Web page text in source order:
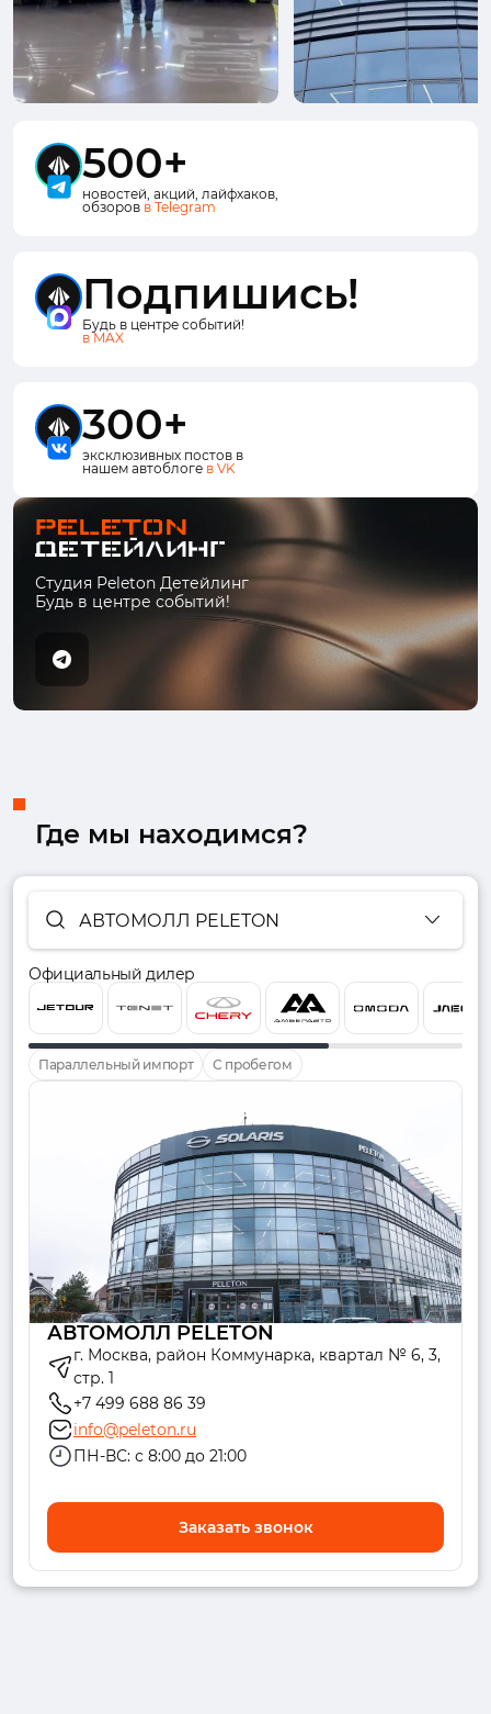
500+
новостей, акций, лайфхаков,
обзоров в Telegram
Подпишись!
Будь в центре событий!
в MAX
300+
эксклюзивных постов в
нашем автоблоге в VK
Студия Peleton Детейлинг
Будь в центре событий!
Где мы находимся?
АВТОМОЛЛ PELETON
Официальный дилер
Параллельный импорт С пробегом
АВТОМОЛЛ PELETON
г. Москва, район Коммунарка, квартал № 6, 3,
стр. 1
+7 499 688 86 39
info@peleton.ru
ПН-ВС: с 8:00 до 21:00
Заказать звонок